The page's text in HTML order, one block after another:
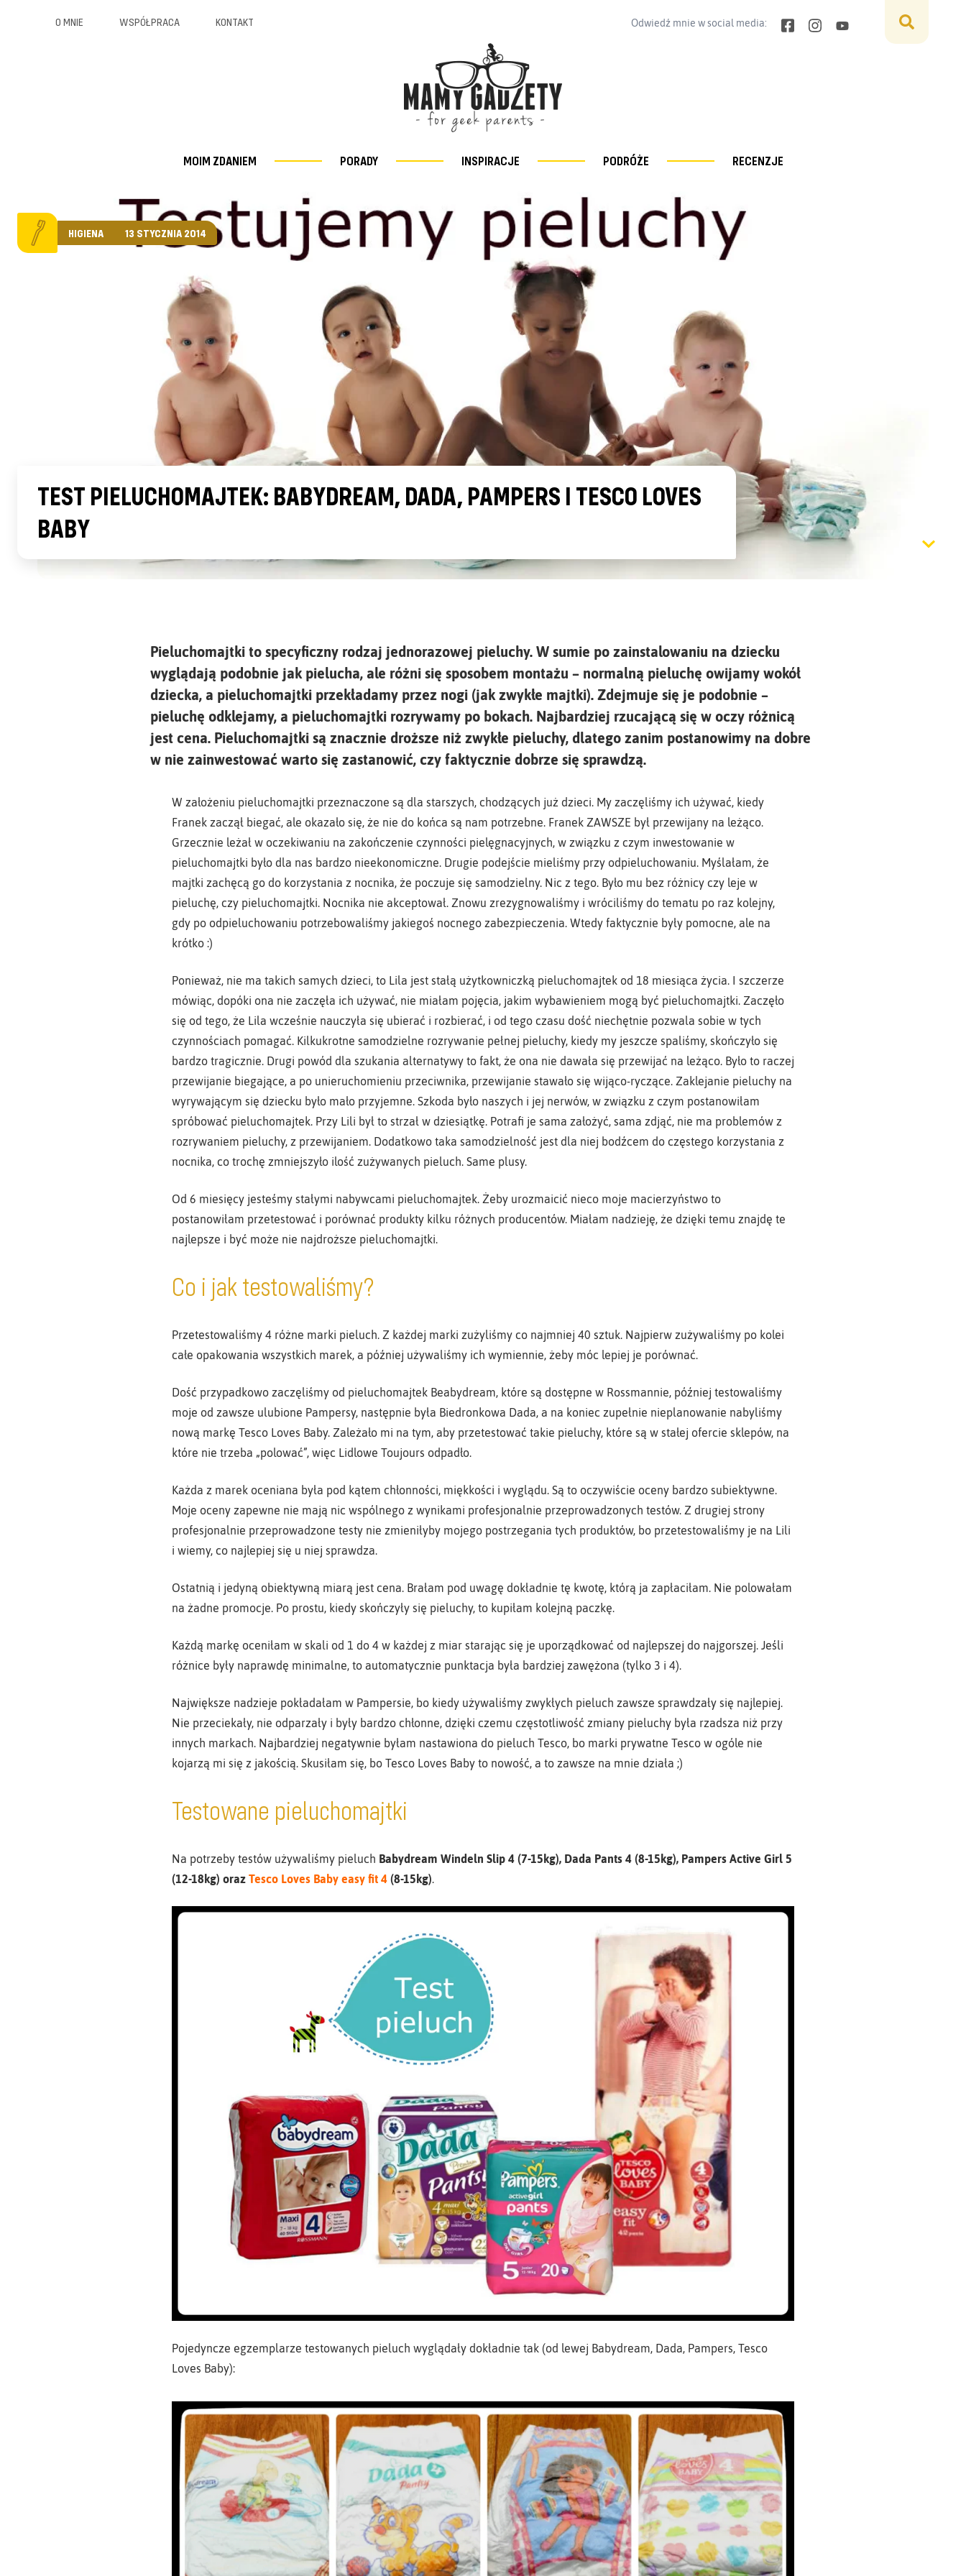
O MNIE WSPÓŁPRACA KONTAKT Odwiedź mnie w social media:
MOIM ZDANIEM PORADY INSPIRACJE PODRÓŻE RECENZJE
HIGIENA 13 STYCZNIA 2014
TEST PIELUCHOMAJTEK: BABYDREAM, DADA, PAMPERS I TESCO LOVES
BABY
Pieluchomajtki to specyficzny rodzaj jednorazowej pieluchy. W sumie po zainstalowaniu na dziecku
wyglądają podobnie jak pielucha, ale różni się sposobem montażu – normalną pieluchę owijamy wokół
dziecka, a pieluchomajtki przekładamy przez nogi (jak zwykłe majtki). Zdejmuje się je podobnie –
pieluchę odklejamy, a pieluchomajtki rozrywamy po bokach. Najbardziej rzucającą się w oczy różnicą
jest cena. Pieluchomajtki są znacznie droższe niż zwykłe pieluchy, dlatego zanim postanowimy na dobre
w nie zainwestować warto się zastanowić, czy faktycznie dobrze się sprawdzą.
W założeniu pieluchomajtki przeznaczone są dla starszych, chodzących już dzieci. My zaczęliśmy ich używać, kiedy
Franek zaczął biegać, ale okazało się, że nie do końca są nam potrzebne. Franek ZAWSZE był przewijany na leżąco.
Grzecznie leżał w oczekiwaniu na zakończenie czynności pielęgnacyjnych, w związku z czym inwestowanie w
pieluchomajtki było dla nas bardzo nieekonomiczne. Drugie podejście mieliśmy przy odpieluchowaniu. Myślałam, że
majtki zachęcą go do korzystania z nocnika, że poczuje się samodzielny. Nic z tego. Było mu bez różnicy czy leje w
pieluchę, czy pieluchomajtki. Nocnika nie akceptował. Znowu zrezygnowaliśmy i wróciliśmy do tematu po raz kolejny,
gdy po odpieluchowaniu potrzebowaliśmy jakiegoś nocnego zabezpieczenia. Wtedy faktycznie były pomocne, ale na
krótko :)
Ponieważ, nie ma takich samych dzieci, to Lila jest stałą użytkowniczką pieluchomajtek od 18 miesiąca życia. I szczerze
mówiąc, dopóki ona nie zaczęła ich używać, nie miałam pojęcia, jakim wybawieniem mogą być pieluchomajtki. Zaczęło
się od tego, że Lila wcześnie nauczyła się ubierać i rozbierać, i od tego czasu dość niechętnie pozwala sobie w tych
czynnościach pomagać. Kilkukrotne samodzielne rozrywanie pełnej pieluchy, kiedy my jeszcze spaliśmy, skończyło się
bardzo tragicznie. Drugi powód dla szukania alternatywy to fakt, że ona nie dawała się przewijać na leżąco. Było to raczej
przewijanie biegające, a po unieruchomieniu przeciwnika, przewijanie stawało się wijąco-ryczące. Zaklejanie pieluchy na
wyrywającym się dziecku było mało przyjemne. Szkoda było naszych i jej nerwów, w związku z czym postanowiłam
spróbować pieluchomajtek. Przy Lili był to strzał w dziesiątkę. Potrafi je sama założyć, sama zdjąć, nie ma problemów z
rozrywaniem pieluchy, z przewijaniem. Dodatkowo taka samodzielność jest dla niej bodźcem do częstego korzystania z
nocnika, co trochę zmniejszyło ilość zużywanych pieluch. Same plusy.
Od 6 miesięcy jesteśmy stałymi nabywcami pieluchomajtek. Żeby urozmaicić nieco moje macierzyństwo to
postanowiłam przetestować i porównać produkty kilku różnych producentów. Miałam nadzieję, że dzięki temu znajdę te
najlepsze i być może nie najdroższe pieluchomajtki.
Co i jak testowaliśmy?
Przetestowaliśmy 4 różne marki pieluch. Z każdej marki zużyliśmy co najmniej 40 sztuk. Najpierw zużywaliśmy po kolei
całe opakowania wszystkich marek, a później używaliśmy ich wymiennie, żeby móc lepiej je porównać.
Dość przypadkowo zaczęliśmy od pieluchomajtek Beabydream, które są dostępne w Rossmannie, później testowaliśmy
moje od zawsze ulubione Pampersy, następnie była Biedronkowa Dada, a na koniec zupełnie nieplanowanie nabyliśmy
nową markę Tesco Loves Baby. Zależało mi na tym, aby przetestować takie pieluchy, które są w stałej ofercie sklepów, na
które nie trzeba „polować”, więc Lidlowe Toujours odpadło.
Każda z marek oceniana była pod kątem chłonności, miękkości i wyglądu. Są to oczywiście oceny bardzo subiektywne.
Moje oceny zapewne nie mają nic wspólnego z wynikami profesjonalnie przeprowadzonych testów. Z drugiej strony
profesjonalnie przeprowadzone testy nie zmieniłyby mojego postrzegania tych produktów, bo przetestowaliśmy je na Lili
i wiemy, co najlepiej się u niej sprawdza.
Ostatnią i jedyną obiektywną miarą jest cena. Brałam pod uwagę dokładnie tę kwotę, którą ja zapłaciłam. Nie polowałam
na żadne promocje. Po prostu, kiedy skończyły się pieluchy, to kupiłam kolejną paczkę.
Każdą markę oceniłam w skali od 1 do 4 w każdej z miar starając się je uporządkować od najlepszej do najgorszej. Jeśli
różnice były naprawdę minimalne, to automatycznie punktacja była bardziej zawężona (tylko 3 i 4).
Największe nadzieje pokładałam w Pampersie, bo kiedy używaliśmy zwykłych pieluch zawsze sprawdzały się najlepiej.
Nie przeciekały, nie odparzały i były bardzo chłonne, dzięki czemu częstotliwość zmiany pieluchy była rzadsza niż przy
innych markach. Najbardziej negatywnie byłam nastawiona do pieluch Tesco, bo marki prywatne Tesco w ogóle nie
kojarzą mi się z jakością. Skusiłam się, bo Tesco Loves Baby to nowość, a to zawsze na mnie działa ;)
Testowane pieluchomajtki
Na potrzeby testów używaliśmy pieluch Babydream Windeln Slip 4 (7-15kg), Dada Pants 4 (8-15kg), Pampers Active Girl 5
(12-18kg) oraz Tesco Loves Baby easy fit 4 (8-15kg)
Pojedyncze egzemplarze testowanych pieluch wyglądały dokładnie tak (od lewej Babydream, Dada, Pampers, Tesco
Loves Baby):